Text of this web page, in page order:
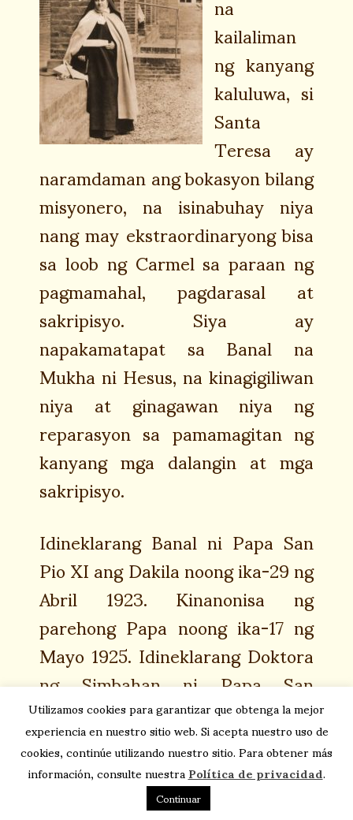
kailaliman
ng kanyang
kaluluwa, si
Santa
Teresa ay
naramdaman ang bokasyon bilang
misyonero, na isinabuhay niya
nang may ekstraordinaryong bisa
sa loob ng Carmel sa paraan ng
pagmamahal, pagdarasal at
sakripisyo. Siya ay
napakamatapat sa Banal na
Mukha ni Hesus, na kinagigiliwan
niya at ginagawan niya ng
reparasyon sa pamamagitan ng
kanyang mga dalangin at mga
sakripisyo.
Idineklarang Banal ni Papa San
Pio XI ang Dakila noong ika-29 ng
Abril 1923. Kinanonisa ng
parehong Papa noong ika-17 ng
Mayo 1925. Idineklarang Doktora
ng Simbahan ni Papa San
Gregoryo XVII ang Napakadakila
noong ika-7 ng Oktobre 1978.
Utilizamos cookies para garantizar que obtenga la mejor
experiencia en nuestro sitio web. Si acepta nuestro uso de
cookies, continúe utilizando nuestro sitio. Para obtener más
información, consulte nuestraPolítica de privacidad.
Continuar